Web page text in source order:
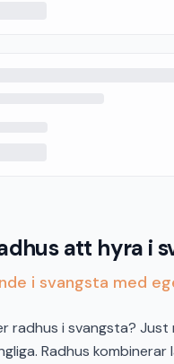
att hyra i
i svangsta med
radhus i svangsta? Just
Radhus kombinerar